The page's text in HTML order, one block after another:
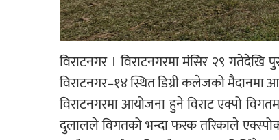
विराटनगर । विराटनगरमा मंसिर २९ गतेदेखि
विराटनगर–१४ स्थित डिग्री कलेजको मैदानमा आज
विराटनगरमा आयोजना हुने विराट एक्पो
दुलालले विगतको भन्दा फरक तरिकाले